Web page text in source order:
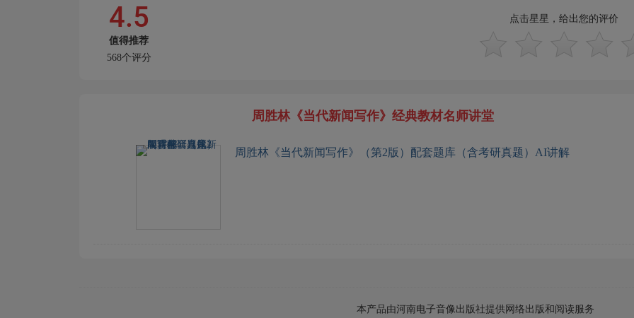
4.5
值得推荐
568个评分
点击星星，给出您的评价
周胜林《当代新闻写作》经典教材名师讲堂
周胜林《当代新闻写作》（第2版）配套题库（含考研真题）AI讲解
本产品由河南电子音像出版社提供网络出版和阅读服务